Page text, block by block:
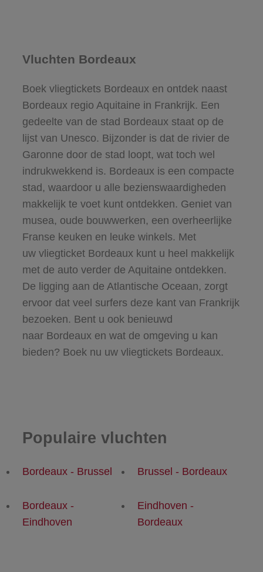
Vluchten Bordeaux
Boek vliegtickets Bordeaux en ontdek naast
Bordeaux regio Aquitaine in Frankrijk. Een
gedeelte van de stad Bordeaux staat op de
lijst van Unesco. Bijzonder is dat de rivier de
Garonne door de stad loopt, wat toch wel
indrukwekkend is. Bordeaux is een compacte
stad, waardoor u alle bezienswaardigheden
makkelijk te voet kunt ontdekken. Geniet van
musea, oude bouwwerken, een overheerlijke
Franse keuken en leuke winkels. Met
uw vliegticket Bordeaux kunt u heel makkelijk
met de auto verder de Aquitaine ontdekken.
De ligging aan de Atlantische Oceaan, zorgt
ervoor dat veel surfers deze kant van Frankrijk
bezoeken. Bent u ook benieuwd
naar Bordeaux en wat de omgeving u kan
bieden? Boek nu uw vliegtickets Bordeaux.
Populaire vluchten
Bordeaux - Brussel Brussel - Bordeaux
Bordeaux -
Eindhoven
Eindhoven -
Bordeaux